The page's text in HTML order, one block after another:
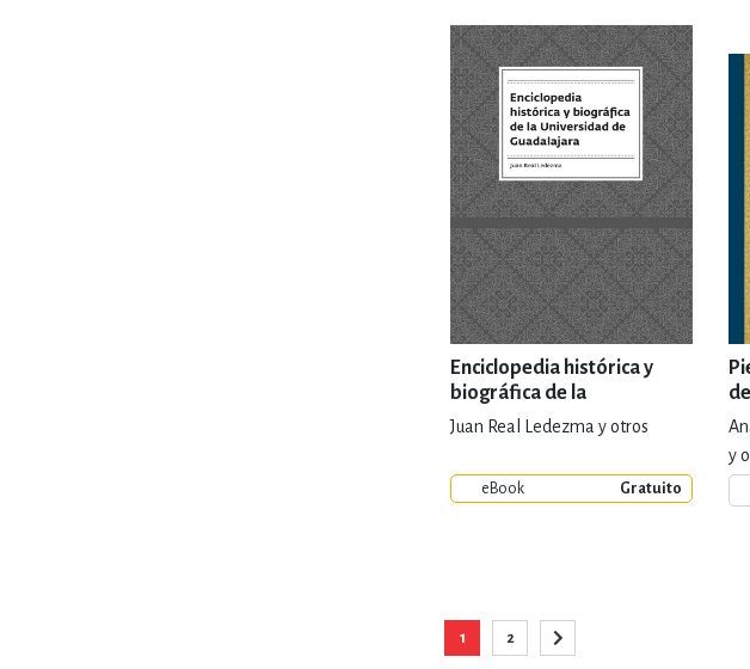
Enciclopedia histórica y
biográfica de la
Universidad de
Juan Real Ledezma y otros
eBook Gratuito
y
Página
Está viendo la página
1
Página
2
Página
Siguiente